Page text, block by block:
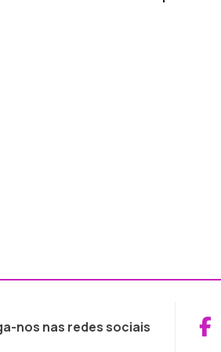
nos nas redes sociais